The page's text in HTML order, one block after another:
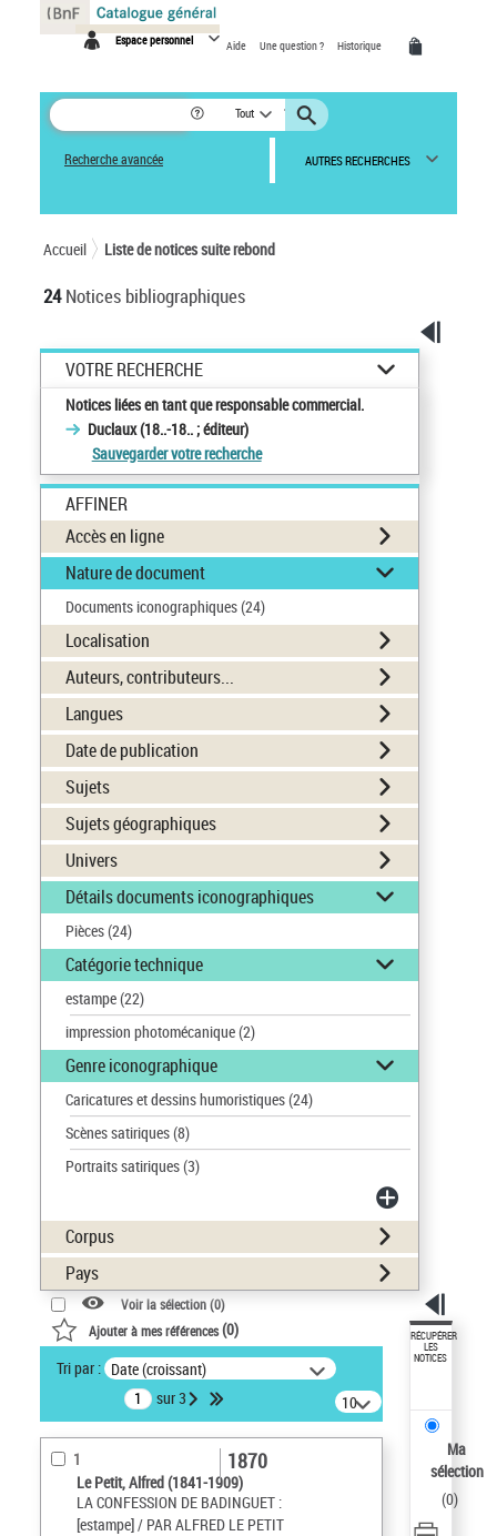
Espace personnel Aide Une question ? Historique
Tout
Recherche avancée AUTRES RECHERCHES
Accueil Liste de notices suite rebond
24Notices bibliographiques
VOTRE RECHERCHE
Notices liées en tant que responsable commercial.
Duclaux (18..-18.. ; éditeur)
Sauvegarder votre recherche
AFFINER
Accès en ligne
Nature de document
Documents iconographiques(24)
Localisation
Auteurs, contributeurs...
Langues
Date de publication
Sujets
Sujets géographiques
Univers
Détails documents iconographiques
Pièces(24)
Catégorie technique
estampe(22)
impression photomécanique(2)
Genre iconographique
Caricatures et dessins humoristiques(24)
Scènes satiriques(8)
Portraits satiriques(3)
Corpus
Pays
Voir la sélection (0)
Ajouter à mes références(0)
Tri par : Date (croissant)
sur 3
10
résultats/page
1
Le Petit, Alfred (1841-1909)
LA CONFESSION DE BADINGUET :
[estampe] / PAR ALFRED LE PETIT
1870
RÉCUPÉRER
LES
NOTICES
Ma
sélection
(0)
Panneau de gestion des cookies